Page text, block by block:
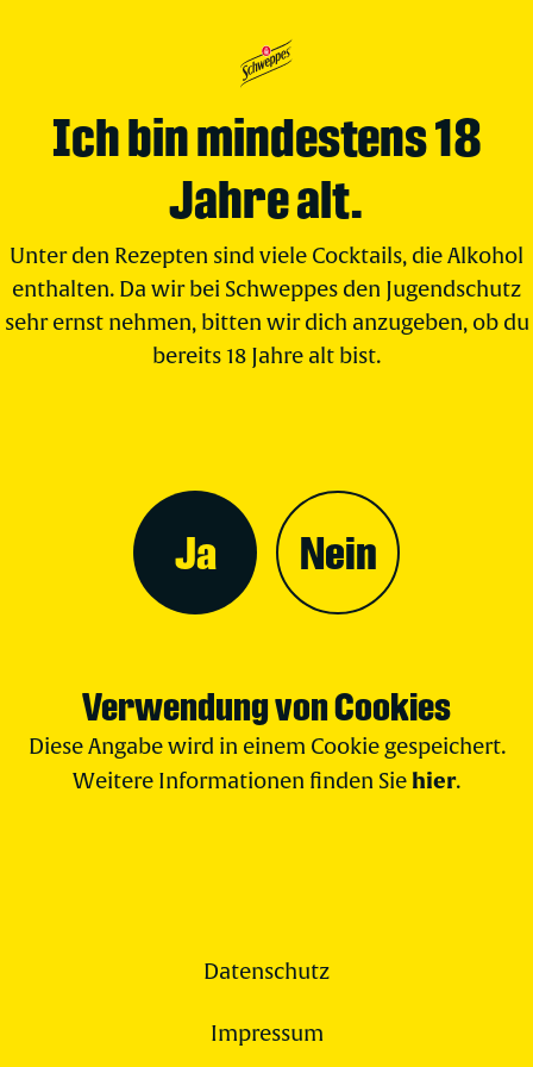
Ich bin mindestens 18
Jahre alt.
Unter den Rezepten sind viele Cocktails, die Alkohol
enthalten. Da wir bei Schweppes den Jugendschutz
sehr ernst nehmen, bitten wir dich anzugeben, ob du
bereits 18 Jahre alt bist.
Ja Nein
Verwendung von Cookies
Diese Angabe wird in einem Cookie gespeichert.
Weitere Informationen finden Sie hier.
Datenschutz
Impressum